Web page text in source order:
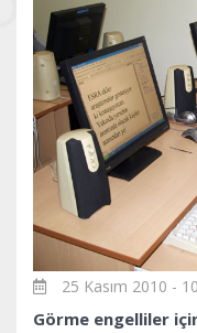
25 Kasım 2010 -
Görme engelliler